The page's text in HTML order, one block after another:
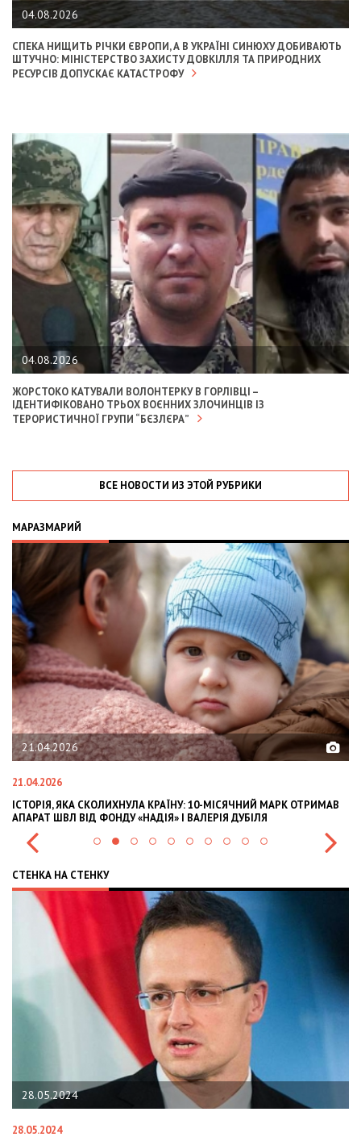
04.08.2026
СПЕКА НИЩИТЬ РІЧКИ ЄВРОПИ, А В УКРАЇНІ СИНЮХУ ДОБИВАЮТЬ
ШТУЧНО: МІНІСТЕРСТВО ЗАХИСТУ ДОВКІЛЛЯ ТА ПРИРОДНИХ
РЕСУРСІВ ДОПУСКАЄ КАТАСТРОФУ
04.08.2026
ЖОРСТОКО КАТУВАЛИ ВОЛОНТЕРКУ В ГОРЛІВЦІ –
ІДЕНТИФІКОВАНО ТРЬОХ ВОЄННИХ ЗЛОЧИНЦІВ ІЗ
ТЕРОРИСТИЧНОЇ ГРУПИ “БЄЗЛЄРА”
ВСЕ НОВОСТИ ИЗ ЭТОЙ РУБРИКИ
МАРАЗМАРИЙ
КРАЇНУ: 10-МІСЯЧНИЙ МАРК ОТРИМАВ
І ВАЛЕРІЯ ДУБІЛЯ
02.02.2026
OLEKSII ABASOV: HOW
INTERNATIONAL INVESTMENTS
СТЕНКА НА СТЕНКУ
22.01.2024